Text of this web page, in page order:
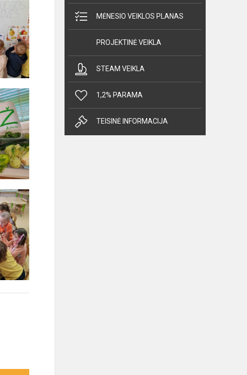
MĖNESIO VEIKLOS PLANAS
PROJEKTINĖ VEIKLA
STEAM VEIKLA
1,2% PARAMA
TEISINĖ INFORMACIJA